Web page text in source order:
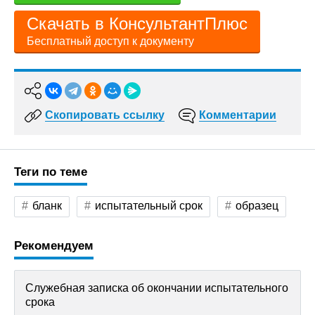
Скачать в КонсультантПлюс
Бесплатный доступ к документу
Скопировать ссылку Комментарии
Теги по теме
бланк испытательный срок образец
Рекомендуем
Служебная записка об окончании испытательного
срока